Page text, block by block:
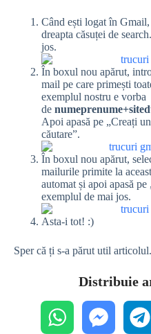
Când ești logat în Gmail,
dreapta căsuței de
jos.
În boxul nou apărut,
mail pe care primești
exemplul nostru e vorba
de
Apoi apasă pe „Creați
căutare”.
În boxul nou apărut,
mailurile primite la
automat și apoi apasă
exemplul de mai jos.
Asta-i tot! :)
Sper că ți s-a părut util
Distribuie